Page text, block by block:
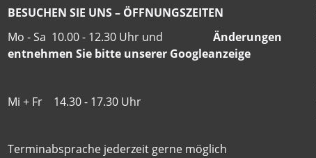
BESUCHEN SIE UNS – ÖFFNUNGSZEITEN
Mo - Sa 10.00 - 12.30 Uhr und Änderungen
entnehmen Sie bitte unserer Googleanzeige
Mi + Fr 14.30 - 17.30 Uhr
Terminabsprache jederzeit gerne möglich